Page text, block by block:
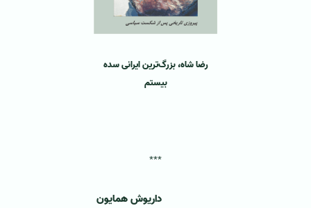
رضا شاه، بزرگ‌ترین ایرانی سده
بیستم
‌***
داریوش همایون ‌